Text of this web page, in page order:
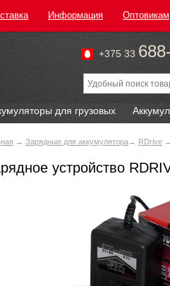
Информация Оптовикам
+375 33
для грузовых
→ Зарядные для аккумулятора→ RDrive
устройство